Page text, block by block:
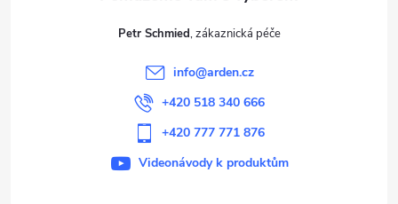
Petr Schmied
info@arden.cz
+420 518 340 666
+420 777 771 876
Videonávody k produktům